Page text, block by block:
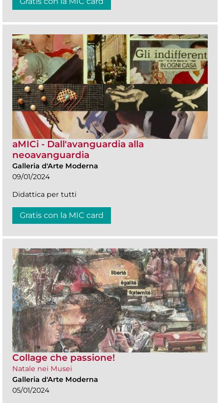
aMICi - Dall'avanguardia alla
neoavanguardia
Galleria d'Arte Moderna
09/01/2024
Didattica per tutti
Gratis con la MIC card
Collage che passione!
Natale nei Musei
Galleria d'Arte Moderna
05/01/2024